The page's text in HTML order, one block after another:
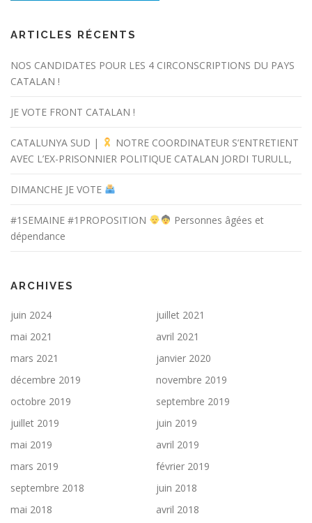
ARTICLES RÉCENTS
NOS CANDIDATES POUR LES 4 CIRCONSCRIPTIONS DU PAYS
CATALAN !
JE VOTE FRONT CATALAN !
CATALUNYA SUD |
NOTRE COORDINATEUR S’ENTRETIENT
AVEC L’EX-PRISONNIER POLITIQUE CATALAN JORDI TURULL,
DIMANCHE JE VOTE
#1SEMAINE #1PROPOSITION
Personnes âgées et
dépendance
ARCHIVES
juin 2024
juillet 2021
mai 2021
avril 2021
mars 2021
janvier 2020
décembre 2019
novembre 2019
octobre 2019
septembre 2019
juillet 2019
juin 2019
mai 2019
avril 2019
mars 2019
février 2019
septembre 2018
juin 2018
mai 2018
avril 2018